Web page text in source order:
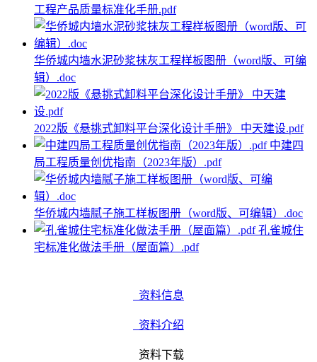
工程产品质量标准化手册.pdf
华侨城内墙水泥砂浆抹灰工程样板图册（word版、可编
辑）.doc
2022版《悬挑式卸料平台深化设计手册》 中天建设.pdf
中建四
局工程质量创优指南（2023年版）.pdf
华侨城内墙腻子施工样板图册（word版、可编辑）.doc
孔雀城住
宅标准化做法手册（屋面篇）.pdf
资料信息
资料介绍
资料下载